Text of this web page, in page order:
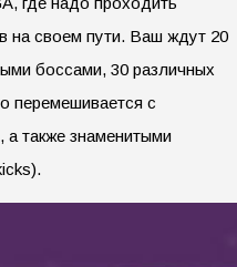
на своем пути. Ваш ждут 20
боссами, 30 различных
перемешивается с
также знаменитыми